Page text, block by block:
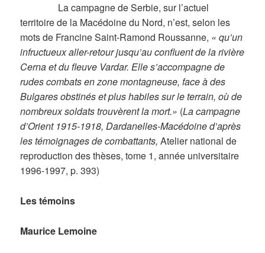
La campagne de Serbie, sur l’actuel
territoire de la Macédoine du Nord, n’est, selon les
mots de Francine Saint-Ramond Roussanne, « qu’un
infructueux aller-retour jusqu’au confluent de la rivière
Cerna et du fleuve Vardar. Elle s’accompagne de
rudes combats en zone montagneuse, face à des
Bulgares obstinés et plus habiles sur le terrain, où de
nombreux soldats trouvèrent la mort.» (La campagne
d’Orient 1915-1918, Dardanelles-Macédoine d’après
les témoignages de combattants,Atelier national de
reproduction des thèses, tome 1, année universitaire
1996-1997, p. 393)
Les témoins
Maurice Lemoine